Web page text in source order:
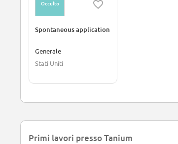
Occulto
Spontaneous application
Generale
Stati Uniti
Primi lavori presso Tanium